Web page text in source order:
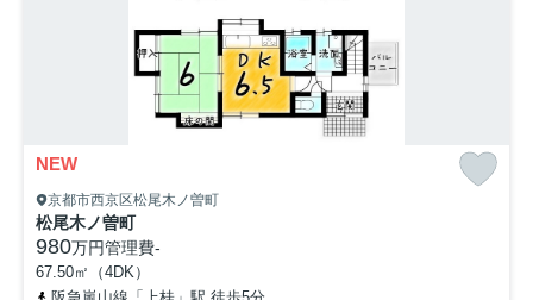
NEW
京都市西京区松尾木ノ曽町
松尾木ノ曽町
980万円管理費-
67.50㎡（4DK）